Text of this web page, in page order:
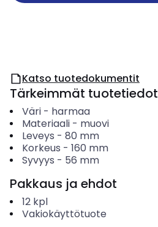
Katso tuotedokumentit
Tärkeimmät tuotetiedot
Väri- harmaa
Materiaali- muovi
Leveys - 80 mm
Korkeus - 160 mm
Syvyys - 56 mm
Pakkaus ja ehdot
12 kpl
Vakiokäyttötuote